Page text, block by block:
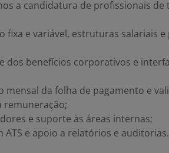
a candidatura de profissionais de
fixa e variável, estruturas salariais e
dos benefícios corporativos e
mensal da folha de pagamento e
remuneração;
e suporte às áreas internas;
ATS e apoio a relatórios e auditorias.